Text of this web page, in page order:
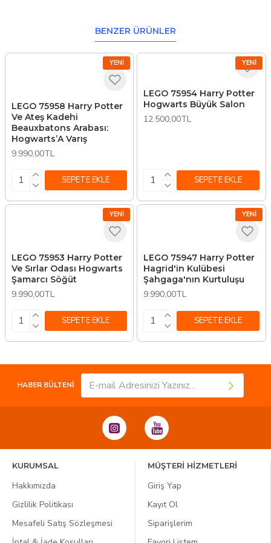
BENZER ÜRÜNLER
YENI
LEGO 75958 Harry Potter
Ve Ateş Kadehi
Beauxbatons Arabası:
Hogwarts’A Varış
9.990,00TL
SEPETE EKLE
YENI
LEGO 75954 Harry Potter
Hogwarts Büyük Salon
12.500,00TL
SEPETE EKLE
YENI
LEGO 75953 Harry Potter
Ve Sırlar Odası Hogwarts
Şamarcı Söğüt
9.990,00TL
SEPETE EKLE
YENI
LEGO 75947 Harry Potter
Hagrid'in Kulübesi
Şahgaga'nın Kurtuluşu
9.990,00TL
SEPETE EKLE
HABER BÜLTENİ
KURUMSAL
Hakkımızda
Gizlilik Politikası
Mesafeli Satış Sözleşmesi
MÜŞTERİ HİZMETLERİ
Giriş Yap
Kayıt Ol
Siparişlerim